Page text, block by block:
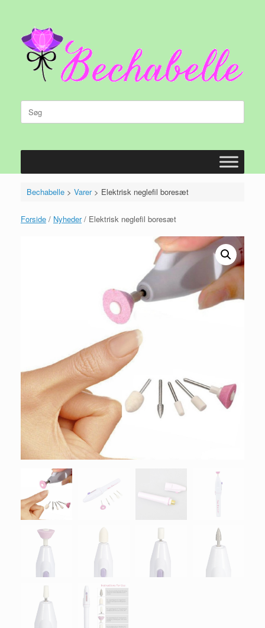
Søg
efter:
Bechabelle> Varer> Elektrisk neglefil boresæt
Forside / Nyheder/ Elektrisk neglefil boresæt